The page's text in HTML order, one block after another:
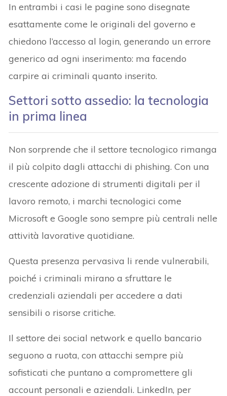
In entrambi i casi le pagine sono disegnate
esattamente come le originali del governo e
chiedono l’accesso al login, generando un errore
generico ad ogni inserimento: ma facendo
carpire ai criminali quanto inserito.
Settori sotto assedio: la tecnologia
in prima linea
Non sorprende che il settore tecnologico rimanga
il più colpito dagli attacchi di phishing. Con una
crescente adozione di strumenti digitali per il
lavoro remoto, i marchi tecnologici come
Microsoft e Google sono sempre più centrali nelle
attività lavorative quotidiane.
Questa presenza pervasiva li rende vulnerabili,
poiché i criminali mirano a sfruttare le
credenziali aziendali per accedere a dati
sensibili o risorse critiche.
Il settore dei social network e quello bancario
seguono a ruota, con attacchi sempre più
sofisticati che puntano a compromettere gli
account personali e aziendali. LinkedIn, per